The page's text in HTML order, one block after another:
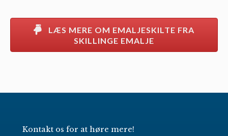
LÆS MERE OM EMALJESKILTE FRA
SKILLINGE EMALJE
Kontakt os for at høre mere!